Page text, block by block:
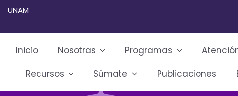
UNAM
Inicio Nosotras Programas
Recursos
Súmate Publicaciones